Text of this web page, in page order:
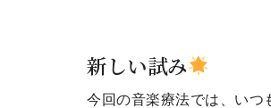
新しい試み
今回の音楽療法では、いつ